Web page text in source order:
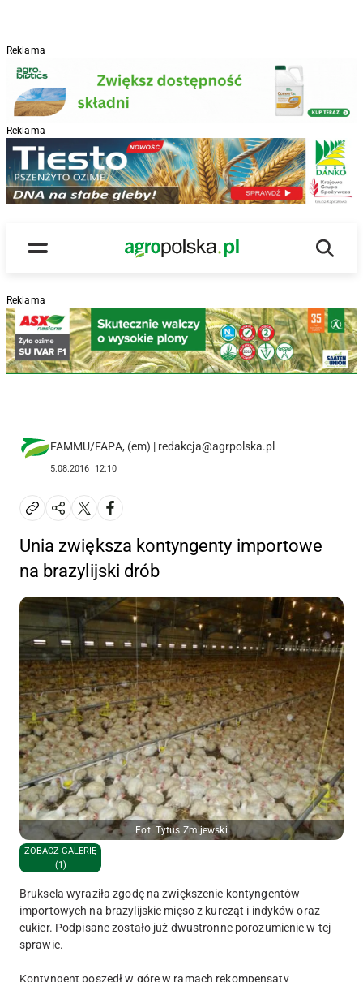
Reklama
Reklama
Menu
Main Logo
Reklama
FAMMU/FAPA, (em) | redakcja@agrpolska.pl
5.08.2016 12:10
Unia zwiększa kontyngenty importowe
na brazylijski drób
Fot. Tytus Żmijewski
ZOBACZ GALERIĘ
(1)
Bruksela wyraziła zgodę na zwiększenie kontyngentów
importowych na brazylijskie mięso z kurcząt i indyków oraz
cukier. Podpisane zostało już dwustronne porozumienie w tej
sprawie.
Kontyngent poszedł w górę w ramach rekompensaty